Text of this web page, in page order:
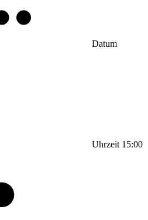
Datum
Uhrzeit 15:00